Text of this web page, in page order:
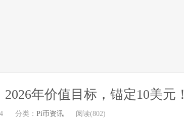
2026年价值目标，锚定10美元！
分类： Pi币资讯 阅读(802)